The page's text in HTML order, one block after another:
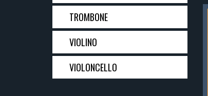
TROMBONE
VIOLINO
VIOLONCELLO